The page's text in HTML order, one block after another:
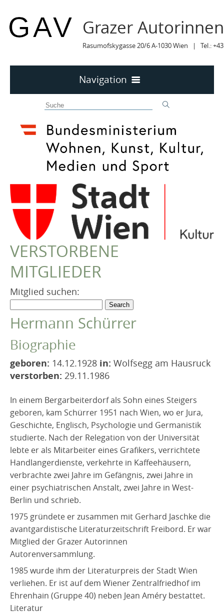
Grazer
Rasumofskygasse 20/6 A-1030 Wien | Tel.:
Navigation
MITTEILUNGEN
MITTEILUNGEN Archiv
TERMINE
TERMINE sortiert
LYRIK IM MÄRZ
MITGLIEDER
VEREIN
Robert Musil Gedenkraum
TERMINARCHIV
IN MEMORIAM
VERSTORBENE
MITGLIEDER
Mitglied suchen:
Hermann Schürrer
Biographie
geboren: 14.12.1928 in: Wolfsegg am Hausruck
verstorben: 29.11.1986
In einem Bergarbeiterdorf als Sohn eines Steigers
geboren, kam Schürrer 1951 nach Wien, wo er Jura,
Geschichte, Englisch, Psychologie und Germanistik
studierte. Nach der Relegation von der Universität
lebte er als Mitarbeiter eines Grafikers, verrichtete
Handlangerdienste, verkehrte in Kaffeehäusern,
verbrachte zwei Jahre im Gefängnis, zwei Jahre in
einer psychiatrischen Anstalt, zwei Jahre in West-
Berlin und schrieb.
1975 gründete er zusammen mit Gerhard Jaschke die
avantgardistische Literaturzeitschrift Freibord. Er war
Mitglied der Grazer Autorinnen
Autorenversammlung.
1985 wurde ihm der Literaturpreis der Stadt Wien
verliehen. Er ist auf dem Wiener Zentralfriedhof im
Ehrenhain (Gruppe 40) neben Jean Améry bestattet.
Literatur